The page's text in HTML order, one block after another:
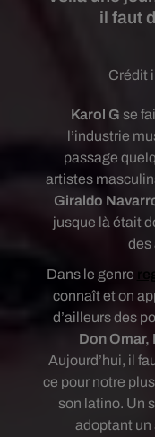
il faut
Crédit
Karol G se
l’industrie
passage
artistes
Giraldo
jusque là était
des
Dans le genre
connaît et on
d’ailleurs des
Don Omar,
Aujourd’hui, il
ce pour notre
son latino. Un
adoptant un